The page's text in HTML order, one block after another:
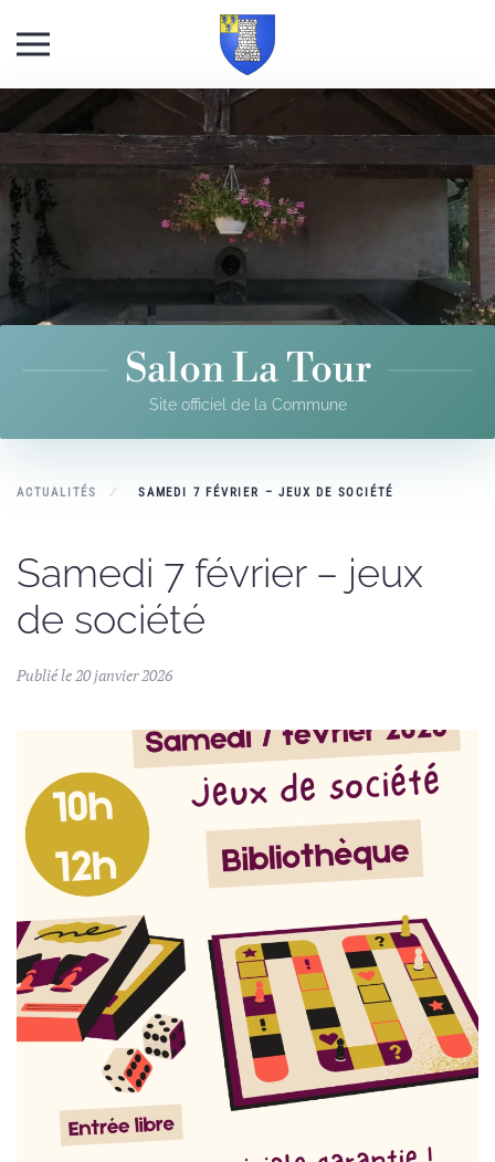
Skip to main content
Salon La Tour
Site officiel de la Commune
ACTUALITÉS SAMEDI 7 FÉVRIER – JEUX DE SOCIÉTÉ
Samedi 7 février – jeux
de société
Publié le 20 janvier 2026